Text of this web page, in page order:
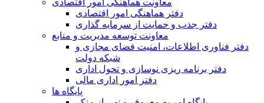
معاونت هماهنگی امور اقتصادی
دفتر هماهنگی امور اقتصادی
دفتر جذب و حمایت از سرمایه گذاری
معاونت توسعه مدیریت و منابع
دفتر فناوری اطلاعات، امنیت فضای مجازی و
شبکه دولت
دفتر برنامه ریزی نوسازی و تحول اداری
دفتر امور اداری مالی
پایگاه ها